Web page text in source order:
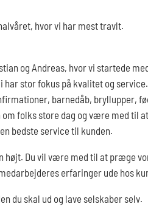
hvor vi har mest travlt.
og Andreas, hvor vi startede
stor fokus på kvalitet og
barnedåb, bryllupper,
folks store dag og være med til
bedste service til kunden.
Du vil være med til at præge
erfaringer ude hos
du skal ud og lave selskaber selv.